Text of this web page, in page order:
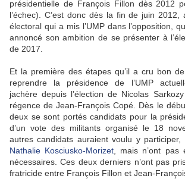
présidentielle de François Fillon dès 2012
l’échec). C’est donc dès la fin de juin 2012,
électoral qui a mis l’UMP dans l’opposition,
annoncé son ambition de se présenter à
de 2017.
Et la première des étapes qu’il a cru bon
reprendre la présidence de l’UMP
jachère depuis l’élection de Nicolas
régence de Jean-François Copé. Dès le
deux se sont portés candidats pour la
d’un vote des militants organisé le 18
autres candidats auraient voulu y participer,
Nathalie Kosciusko-Morizet , mais n’ont
nécessaires. Ces deux derniers n’ont pas
fratricide entre François Fillon et Jean-